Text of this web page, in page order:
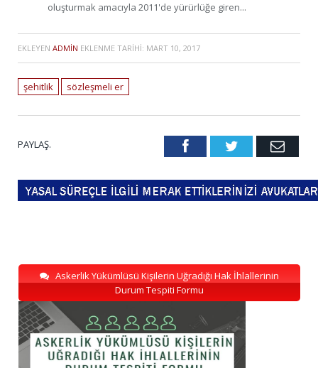
oluşturmak amacıyla 2011'de yürürlüğe giren...
EKLEYEN ADMIN EKLENME TARIHI: MART 10, 2017
şehitlik sözleşmeli er
PAYLAŞ. FacebookTwitter Email
Askerlik Yükümlüsü Kişilerin Uğradığı Hak İhlallerinin
Durum Tespiti Formu